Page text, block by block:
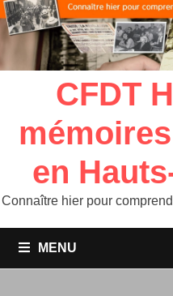
CFDT
en
Connaître hier pour
MENU